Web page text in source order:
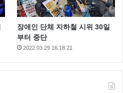
장애인 단체 지하철 시위 30일
부터 중단
2022.03.29 16:18:21